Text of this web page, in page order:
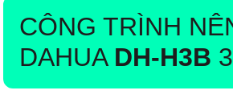
CÔNG TRÌNH
DAHUA DH-H3B